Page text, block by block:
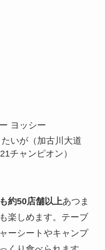
ヨッシー
いが（加古川大道
チャンピオン）
約50店舗以上あつま
楽しめます。テーブ
ーシートやキャンプ